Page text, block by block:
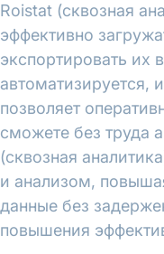
Roistat (сквозная
эффективно
экспортировать их
автоматизируется,
позволяет
сможете без труда
(сквозная
и анализом,
данные без
повышения